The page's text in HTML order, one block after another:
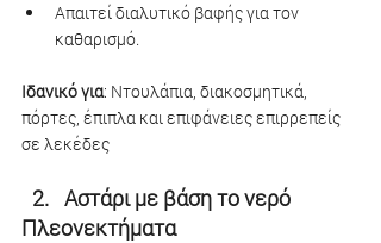
Απαιτεί διαλυτικό βαφής για τον
καθαρισμό.
Ιδανικό για: Ντουλάπια, διακοσμητικά,
πόρτες, έπιπλα και επιφάνειες επιρρεπείς
σε λεκέδες
Αστάρι με βάση το νερό
Πλεονεκτήματα